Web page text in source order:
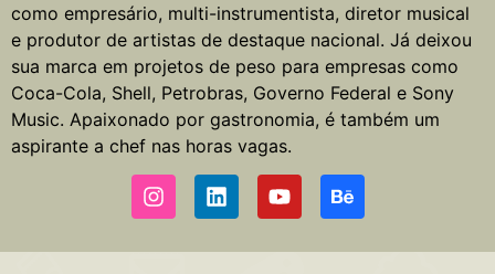
como empresário, multi-instrumentista, diretor musical
e produtor de artistas de destaque nacional. Já deixou
sua marca em projetos de peso para empresas como
Coca-Cola, Shell, Petrobras, Governo Federal e Sony
Music. Apaixonado por gastronomia, é também um
aspirante a chef nas horas vagas.